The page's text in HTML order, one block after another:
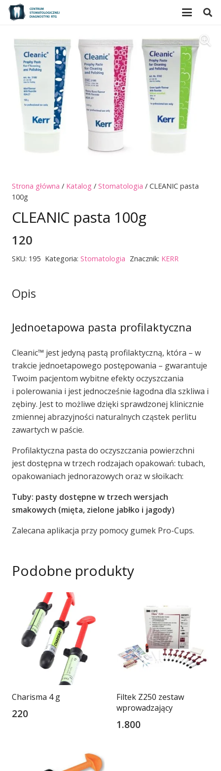
Strona główna / Katalog / Stomatologia / CLEANIC pasta
100g
CLEANIC pasta 100g
120
SKU: 195 Kategoria: Stomatologia Znacznik: KERR
Opis
Jednoetapowa pasta profilaktyczna
Cleanic™ jest jedyną pastą profilaktyczną, która – w
trakcie jednoetapowego postępowania – gwarantuje
Twoim pacjentom wybitne efekty oczyszczania
i polerowania i jest jednocześnie łagodna dla szkliwa i
zębiny. Jest to możliwe dzięki sprawdzonej klinicznie
zmiennej abrazyjności naturalnych cząstek perlitu
zawartych w paście.
Profilaktyczna pasta do oczyszczania powierzchni
jest dostępna w trzech rodzajach opakowań: tubach,
opakowaniach jednorazowych oraz w słoikach:
Tuby: pasty dostępne w trzech wersjach
smakowych (mięta, zielone jabłko i jagody)
Zalecana aplikacja przy pomocy gumek Pro-Cups.
Podobne produkty
Charisma 4 g
220
Filtek Z250 zestaw
wprowadzający
1.800